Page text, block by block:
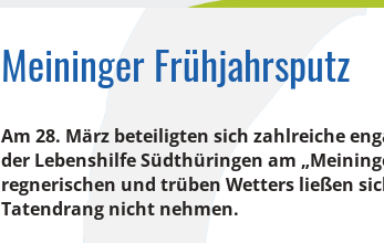
Meininger Frühjahrsputz
Am 28. März beteiligten sich zahlreiche
der Lebenshilfe Südthüringen am
regnerischen und trüben Wetters ließen
Tatendrang nicht nehmen.